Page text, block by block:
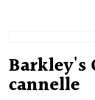
Barkley's
cannelle